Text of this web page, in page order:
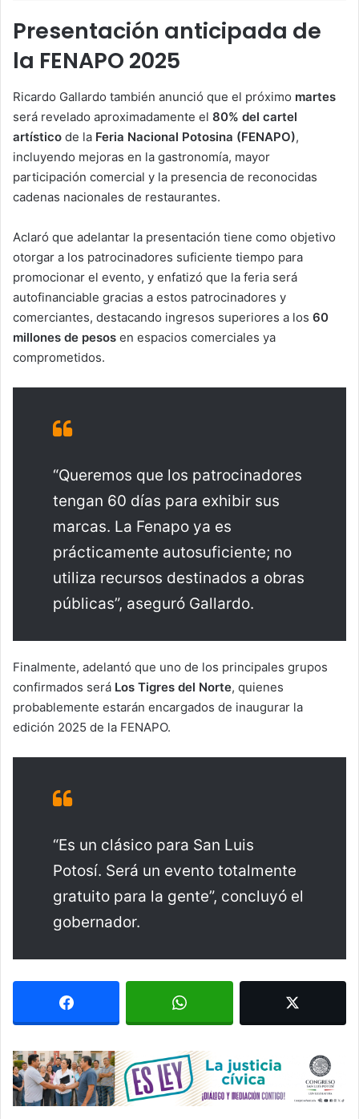
Presentación anticipada de
la FENAPO 2025
Ricardo Gallardo también anunció que el próximo martes
será revelado aproximadamente el 80% del cartel
artístico de la Feria Nacional Potosina (FENAPO),
incluyendo mejoras en la gastronomía, mayor
participación comercial y la presencia de reconocidas
cadenas nacionales de restaurantes.
Aclaró que adelantar la presentación tiene como objetivo
otorgar a los patrocinadores suficiente tiempo para
promocionar el evento, y enfatizó que la feria será
autofinanciable gracias a estos patrocinadores y
comerciantes, destacando ingresos superiores a los 60
millones de pesos en espacios comerciales ya
comprometidos.
“Queremos que los patrocinadores
tengan 60 días para exhibir sus
marcas. La Fenapo ya es
prácticamente autosuficiente; no
utiliza recursos destinados a obras
públicas”, aseguró Gallardo.
Finalmente, adelantó que uno de los principales grupos
confirmados será Los Tigres del Norte, quienes
probablemente estarán encargados de inaugurar la
edición 2025 de la FENAPO.
“Es un clásico para San Luis
Potosí. Será un evento totalmente
gratuito para la gente”, concluyó el
gobernador.